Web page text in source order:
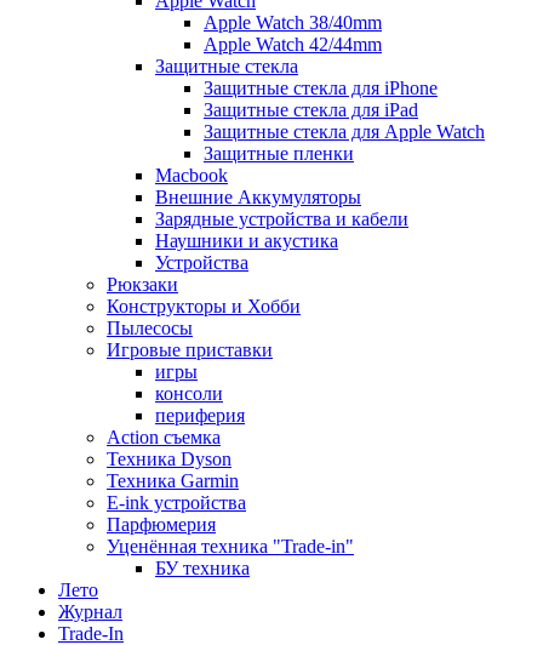
Apple Watch 38/40mm
Apple Watch 42/44mm
Защитные стекла
Защитные стекла для iPhone
Защитные стекла для iPad
Защитные стекла для Apple Watch
Защитные пленки
Macbook
Внешние Аккумуляторы
Зарядные устройства и кабели
Наушники и акустика
Устройства
Рюкзаки
Конструкторы и Хобби
Пылесосы
Игровые приставки
игры
консоли
периферия
Action съемка
Техника Dyson
Техника Garmin
E-ink устройства
Парфюмерия
Уценённая техника "Trade-in"
БУ техника
Лето
Журнал
Trade-In